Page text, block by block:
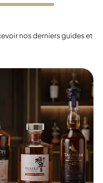
nos derniers guides et